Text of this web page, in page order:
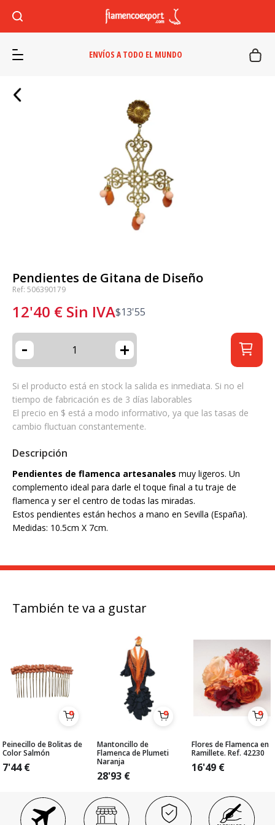
ENVÍOS A TODO EL MUNDO
Pendientes de Gitana de Diseño
Ref: 506390179
12'40 € Sin IVA$13'55
- +
Si el producto está en stock la salida es inmediata. Si no el
tiempo de fabricación es de 3 días laborables
El precio en $ está a modo informativo, ya que las tasas de
cambio fluctuan constantemente.
Descripción
Pendientes de flamenca artesanales muy ligeros. Un
complemento ideal para darle el toque final a tu traje de
flamenca y ser el centro de todas las miradas.
Estos pendientes están hechos a mano en Sevilla (España).
Medidas: 10.5cm X 7cm.
También te va a gustar
Peinecillo de Bolitas de
Color Salmón
7'44€
Mantoncillo de
Flamenca de Plumeti
Naranja
28'93 €
Flores de Flamenca en
Ramillete. Ref. 42230
16'49 €